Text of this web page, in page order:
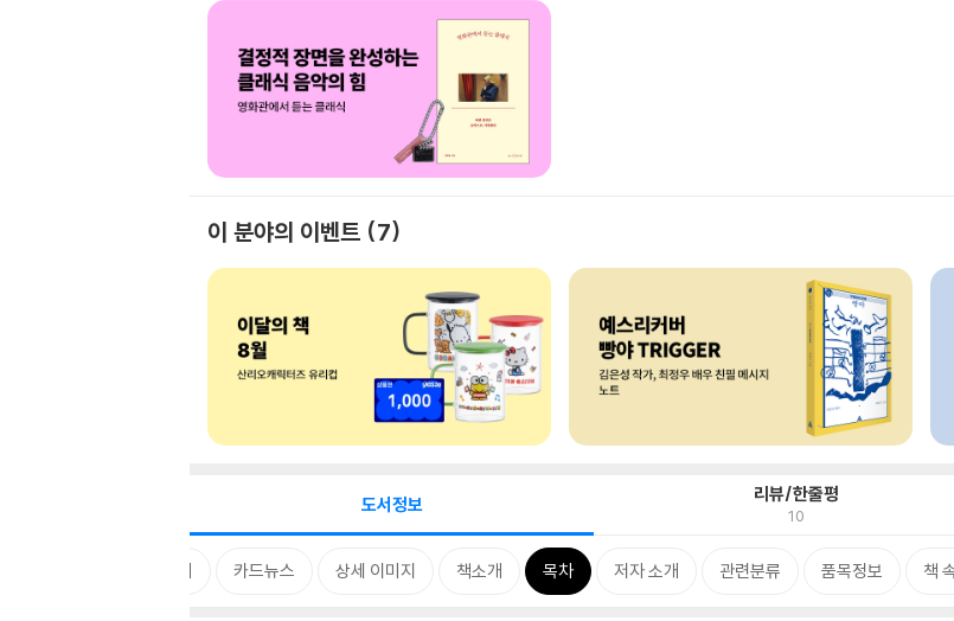
이 분야의 이벤트 7
도서정보 리뷰/한줄평
10
MD 한마디 카드뉴스 상세 이미지 책소개 목차 저자 소개 관련분류 품목정보 책